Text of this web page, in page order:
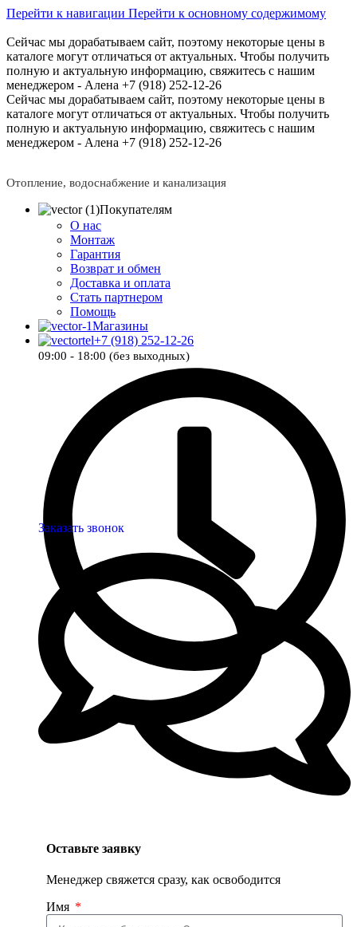
Перейти к навигации Перейти к основному содержимому
Сейчас мы дорабатываем сайт, поэтому некоторые цены в
каталоге могут отличаться от актуальных. Чтобы получить
полную и актуальную информацию, свяжитесь с нашим
менеджером - Алена +7 (918) 252-12-26
Сейчас мы дорабатываем сайт, поэтому некоторые цены в
каталоге могут отличаться от актуальных. Чтобы получить
полную и актуальную информацию, свяжитесь с нашим
менеджером - Алена +7 (918) 252-12-26
Отопление, водоснабжение и канализация
Покупателям
О нас
Монтаж
Гарантия
Возврат и обмен
Доставка и оплата
Стать партнером
Помощь
Магазины
+7 (918) 252-12-26
09:00 - 18:00 (без выходных)
Заказать звонок
Оставьте заявку
Менеджер свяжется сразу, как освободится
Имя